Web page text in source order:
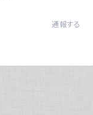
通報する